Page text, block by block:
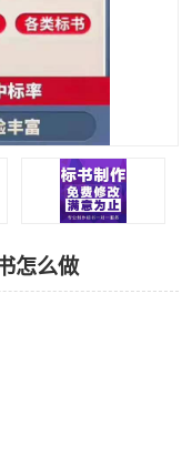
怎么做